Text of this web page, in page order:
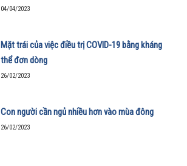
04/04/2023
Mặt trái của việc điều trị COVID-19 bằng kháng
thể đơn dòng
26/02/2023
Con người cần ngủ nhiều hơn vào mùa đông
26/02/2023